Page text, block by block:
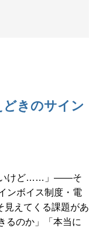
きのサイン
いけど……」——そ
ンボイス制度・電
見えてくる課題があ
るのか」「本当に